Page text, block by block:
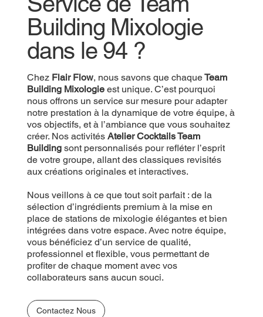
Building Mixologie
dans le 94 ?
Chez Flair Flow, nous savons que chaqueTeam
Building Mixologieest unique. C’est pourquoi
nous offrons un service sur mesure pour adapter
notre prestation à la dynamique de votre équipe, à
vos objectifs, et à l’ambiance que vous souhaitez
créer. Nos activités Atelier Cocktails Team
Buildingsont personnalisés pour refléter l’esprit
de votre groupe, allant des classiques revisités
aux créations originales et interactives.
Nous veillons à ce que tout soit parfait : de la
sélection d’ingrédients premium à la mise en
place de stations de mixologie élégantes et bien
intégrées dans votre espace. Avec notre équipe,
vous bénéficiez d’un service de qualité,
professionnel et flexible, vous permettant de
profiter de chaque moment avec vos
collaborateurs sans aucun souci.
Contactez Nous